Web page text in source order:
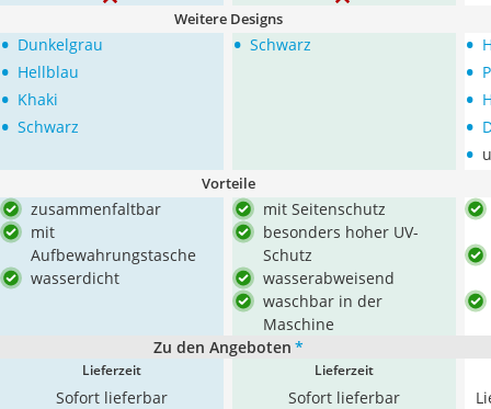
Weitere Designs
• Dunkelgrau
• Hellblau
• Khaki
• Schwarz
• Schwarz •
•
•
•
•
Vorteile
zusammenfaltbar
mit
Aufbewahrungstasche
wasserdicht
mit Seitenschutz
besonders hoher UV-
Schutz
wasserabweisend
waschbar in der
Maschine
Zu den Angeboten *
Lieferzeit
Sofort lieferbar
Lieferzeit
Sofort lieferbar